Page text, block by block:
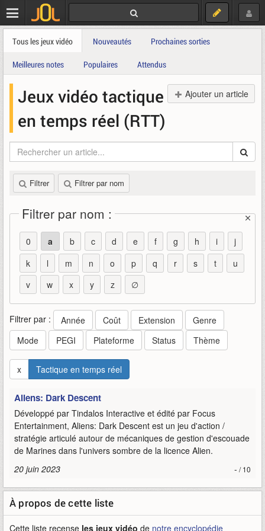
Tous les jeux vidéo Nouveautés Prochaines sorties
Meilleures notes Populaires Attendus
Ajouter un article
Jeux vidéo tactique
en temps réel (RTT)
Filtrer Filtrer par nom
Filtrer par nom :
0 a b c d e f g h i
j
k
l m n o p q r s t
u
v
w x y z ∅
Filtrer par : Année Coût Extension
Genre
Mode
PEGI Plateforme Status Thème
x Tactique en temps réel
Aliens: Dark Descent
Développé par Tindalos Interactive et édité par Focus
Entertainment, Aliens: Dark Descent est un jeu d'action /
stratégie articulé autour de mécaniques de gestion d'escouade
de Marines dans l'univers sombre de la licence Alien.
20 juin 2023
- / 10
À propos de cette liste
Cette liste recense les jeux vidéo de notre encyclopédie